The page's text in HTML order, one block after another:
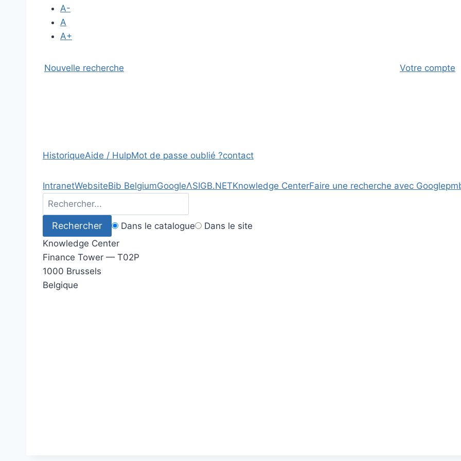
A-
A
A+
Nouvelle recherche Votre compte
HistoriqueAide / HulpMot de passe oublié ?contact
IntranetWebsiteBib BelgiumGoogleΛSIGB.NETKnowledge CenterFaire une recherche avec Google
Dans le catalogue
Dans le site
Knowledge Center
Finance Tower — T02P
1000 Brussels
Belgique